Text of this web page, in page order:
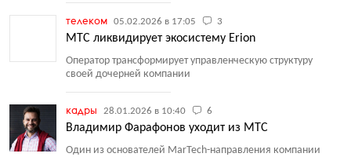
телеком 05.02.2026 в 17:05 3
МТС ликвидирует экосистему Erion
Оператор трансформирует управленческую структуру
своей дочерней компании
кадры 28.01.2026 в 10:40 6
Владимир Фарафонов уходит из МТС
Один из основателей MarTech-направления компании